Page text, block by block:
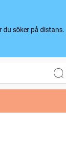
du söker på distans.